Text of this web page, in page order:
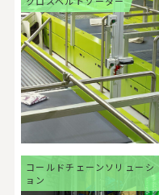
コールドチェーンソリューシ
ョン